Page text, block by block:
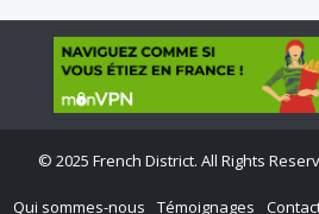
© 2025 French District. All Rights
Qui sommes-nous Témoignages